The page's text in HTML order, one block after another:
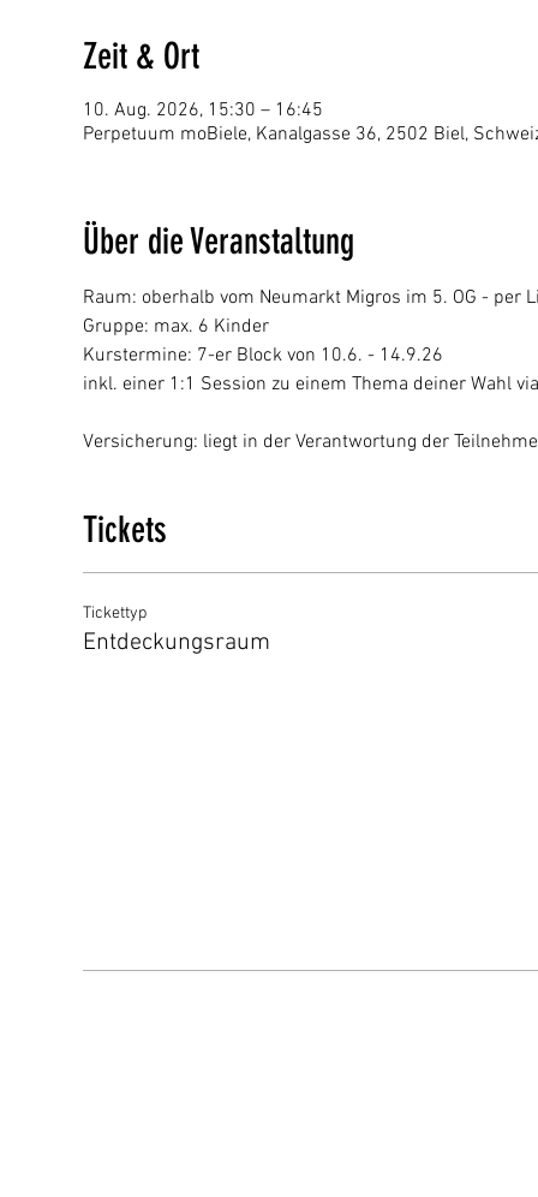
Zeit & Ort
10. Aug. 2026, 15:30 – 16:45
Perpetuum moBiele, Kanalgasse 36, 2502 Biel,
Über die Veranstaltung
Raum: oberhalb vom Neumarkt Migros im 5. OG - per
Gruppe: max. 6 Kinder
Kurstermine: 7-er Block von 10.6. - 14.9.26
inkl. einer 1:1 Session zu einem Thema deiner Wahl
Versicherung: liegt in der Verantwortung der
Tickets
Tickettyp
Entdeckungsraum